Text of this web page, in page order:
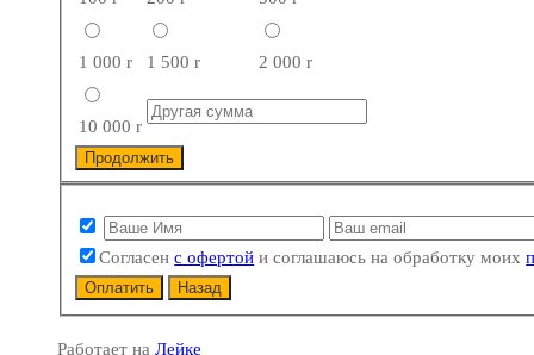
1 000r 1 500r 2 000r
10 000r
Продолжить
Согласенс офертой и соглашаюсь на обработку моих
Оплатить Назад
Работает на Лейке